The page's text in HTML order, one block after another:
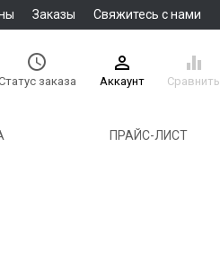
Заказы Свяжитесь с нами

заказа

Аккаунт

Сравнить
ПРАЙС-ЛИСТ